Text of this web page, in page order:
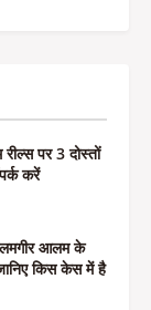
पर 3 दोस्तों
करें
आलम के
किस केस में है